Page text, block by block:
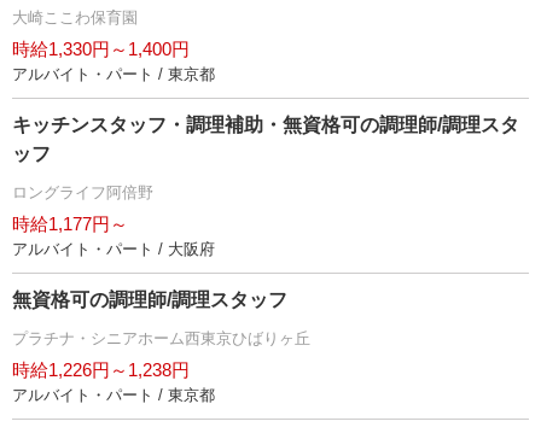
大崎ここわ保育園
時給1,330円～1,400円
アルバイト・パート / 東京都
キッチンスタッフ・調理補助・無資格可の調理師/調理スタ
ッフ
ロングライフ阿倍野
時給1,177円～
アルバイト・パート / 大阪府
無資格可の調理師/調理スタッフ
プラチナ・シニアホーム西東京ひばりヶ丘
時給1,226円～1,238円
アルバイト・パート / 東京都